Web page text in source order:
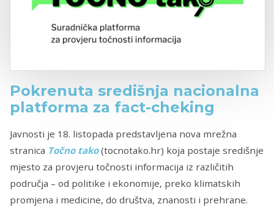
Pokrenuta središnja nacionalna
platforma za fact-cheking
Javnosti je 18. listopada predstavljena nova mrežna
stranica Točno tako(tocnotako.hr) koja postaje središnje
mjesto za provjeru točnosti informacija iz različitih
područja – od politike i ekonomije, preko klimatskih
promjena i medicine, do društva, znanosti i prehrane.